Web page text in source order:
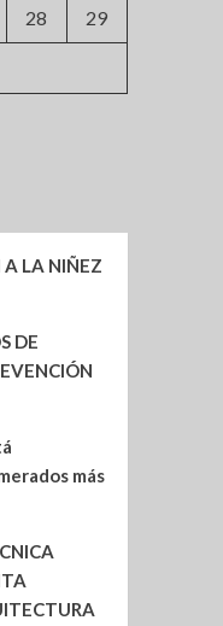
28 29
A LA NIÑEZ
DE
más